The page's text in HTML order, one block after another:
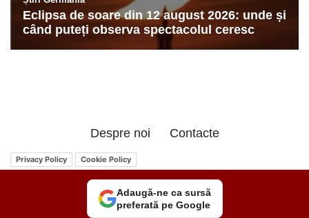
Despre noi Contacte
Privacy Policy Cookie Policy
Adaugă-ne ca sursă
preferată pe Google